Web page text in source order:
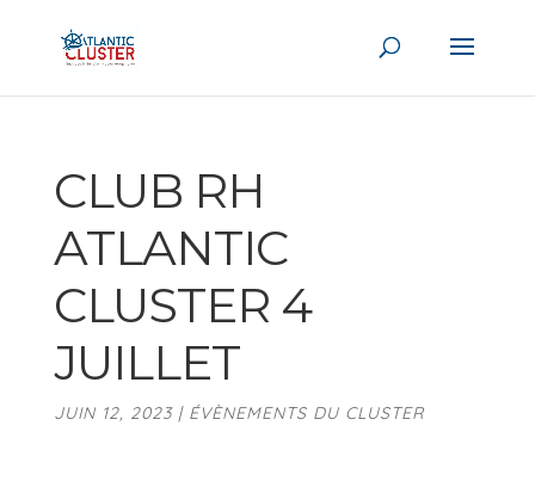
CLUB RH
ATLANTIC
CLUSTER 4
JUILLET
JUIN 12, 2023| ÉVÈNEMENTS DU CLUSTER